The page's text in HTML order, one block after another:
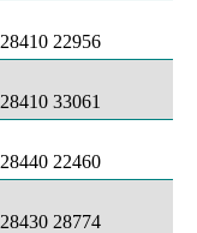
28410 22956
28410 33061
28440 22460
28430 28774